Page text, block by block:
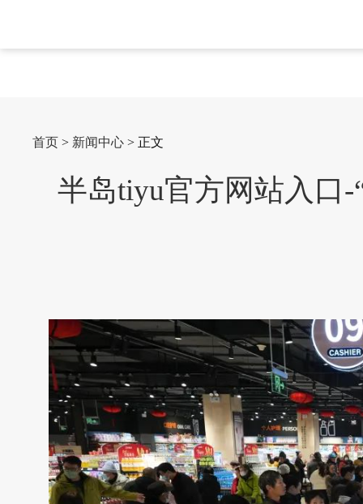
首页 > 新闻中心 > 正文
半岛tiyu官方网站入口